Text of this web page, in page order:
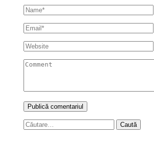
Caută
după: